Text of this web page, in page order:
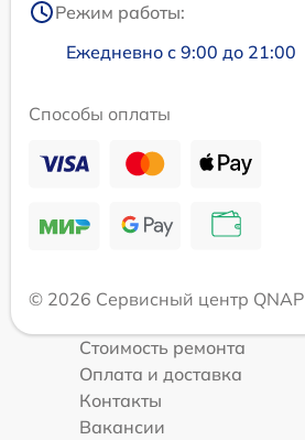
Режим работы:
Ежедневно с 9:00 до 21:00
Способы оплаты
© 2026 Сервисный центр QNAP
Стоимость ремонта
Оплата и доставка
Контакты
Вакансии